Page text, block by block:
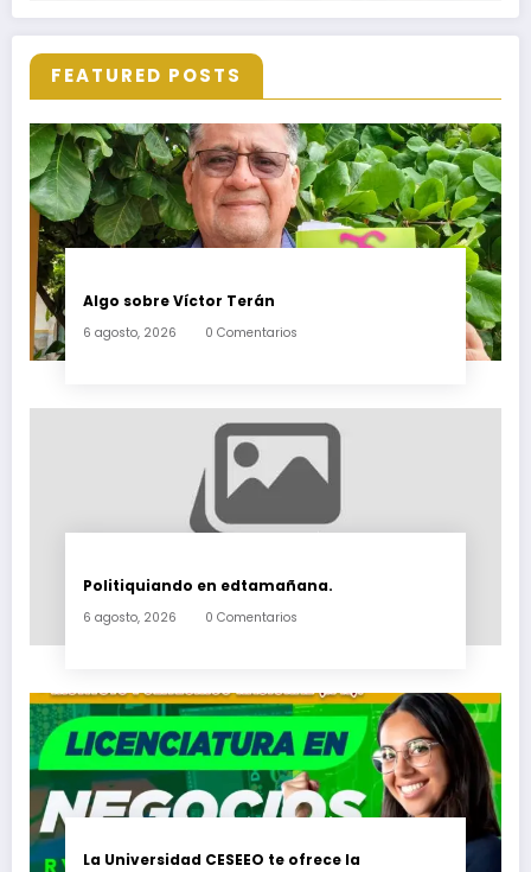
FEATURED POSTS
Algo sobre Víctor Terán
6 agosto, 2026 0 Comentarios
Politiquiando en edtamañana.
6 agosto, 2026 0 Comentarios
La Universidad CESEEO te ofrece la